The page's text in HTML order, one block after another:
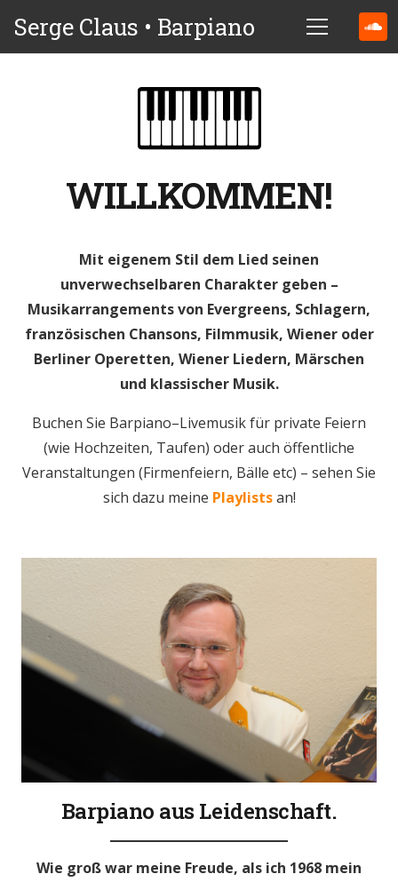
Serge Claus • Barpiano
WILLKOMMEN!
Mit eigenem Stil dem Lied seinen
unverwechselbaren Charakter geben –
Musikarrangements von Evergreens, Schlagern,
französischen Chansons, Filmmusik, Wiener oder
Berliner Operetten, Wiener Liedern, Märschen
und klassischer Musik.
Buchen Sie Barpiano–Livemusik für private Feiern
(wie Hochzeiten, Taufen) oder auch öffentliche
Veranstaltungen (Firmenfeiern, Bälle etc) – sehen Sie
sich dazu meine Playlistsan!
Barpiano aus Leidenschaft.
Wie groß war meine Freude, als ich 1968 mein